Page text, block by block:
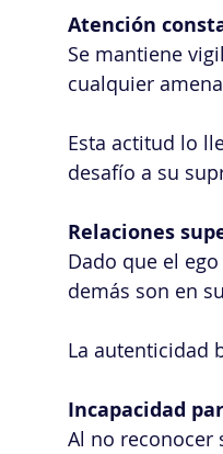
Atención
Se mantiene
cualquier
Esta actitud lo
desafío a su
Relaciones
Dado que el
demás son en
La autenticidad
Incapacidad
Al no reconocer